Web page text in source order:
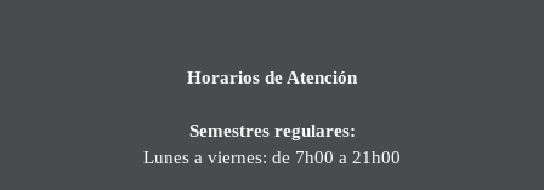
Horarios de Atención
Semestres regulares:
Lunes a viernes: de 7h00 a 21h00